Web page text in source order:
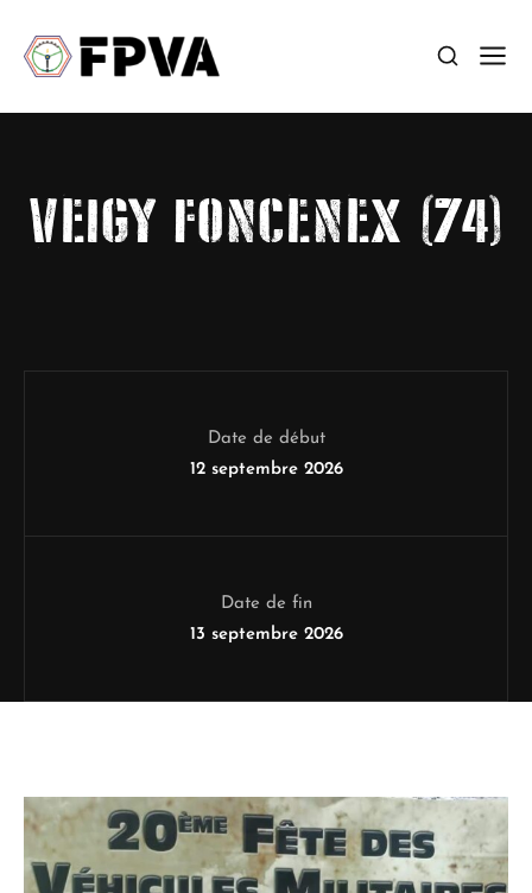
VEIGY FONCENEX (74)
Date de début
12 septembre 2026
Date de fin
13 septembre 2026